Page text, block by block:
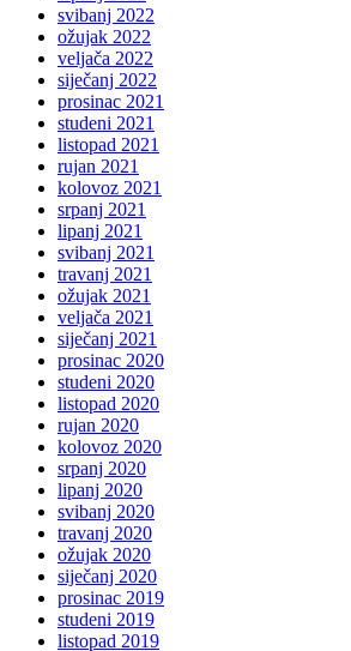
svibanj 2022
ožujak 2022
veljača 2022
siječanj 2022
prosinac 2021
studeni 2021
listopad 2021
rujan 2021
kolovoz 2021
srpanj 2021
lipanj 2021
svibanj 2021
travanj 2021
ožujak 2021
veljača 2021
siječanj 2021
prosinac 2020
studeni 2020
listopad 2020
rujan 2020
kolovoz 2020
srpanj 2020
lipanj 2020
svibanj 2020
travanj 2020
ožujak 2020
siječanj 2020
prosinac 2019
studeni 2019
listopad 2019